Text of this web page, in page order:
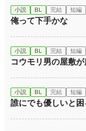
小説 BL 完結 短編
俺って下手かな
小説 BL 完結 短編
コウモリ男の屋敷
小説 BL 完結 短編
誰にでも優しいと困